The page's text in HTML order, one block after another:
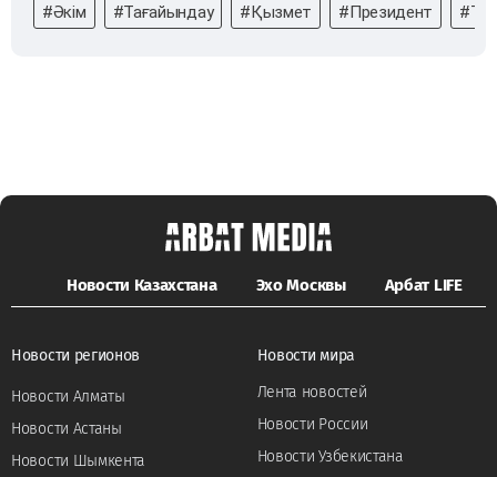
#Әкім #Тағайындау #Қызмет #Президент
Новости Казахстана Эхо Москвы Арбат LIFE
Новости регионов
Новости Алматы
Новости Астаны
Новости Шымкента
Новости мира
Лента новостей
Новости России
Новости Узбекистана